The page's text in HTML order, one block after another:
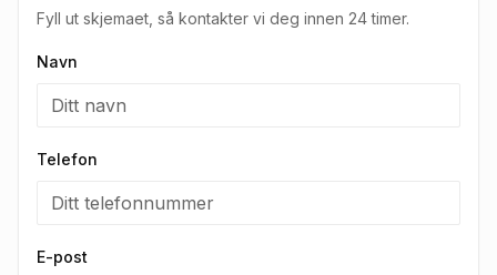
Fyll ut skjemaet, så kontakter vi deg innen 24 timer.
Navn
Telefon
E-post